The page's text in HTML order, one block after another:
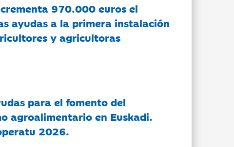
970.000 euros el
ayudas a la primera instalación
y agricultoras
para el fomento del
agroalimentario en Euskadi.
2026.